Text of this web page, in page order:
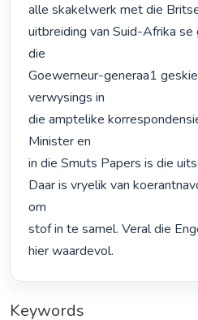
alle skakelwerk met die
uitbreiding van Suid-Afrika
die
Goewerneur-generaa1
verwysings in
die amptelike
Minister en
in die Smuts Papers is die
Daar is vryelik van
om
stof in te samel. Veral die
hier waardevol.
Keywords